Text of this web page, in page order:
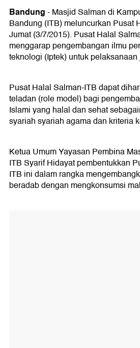
Bandung-Masjid Salman di
Bandung (ITB) meluncurkan Pusat
Jumat (3/7/2015). Pusat Halal
menggarap pengembangan ilmu
teknologi (Iptek) untuk
Pusat Halal Salman-ITB dapat
teladan (role model) bagi
Islami yang halal dan sehat
syariah syariah agama dan kriteria
Ketua Umum Yayasan Pembina
ITB Syarif Hidayat pembentukkan
ITB ini dalam rangka
beradab dengan mengkonsumsi